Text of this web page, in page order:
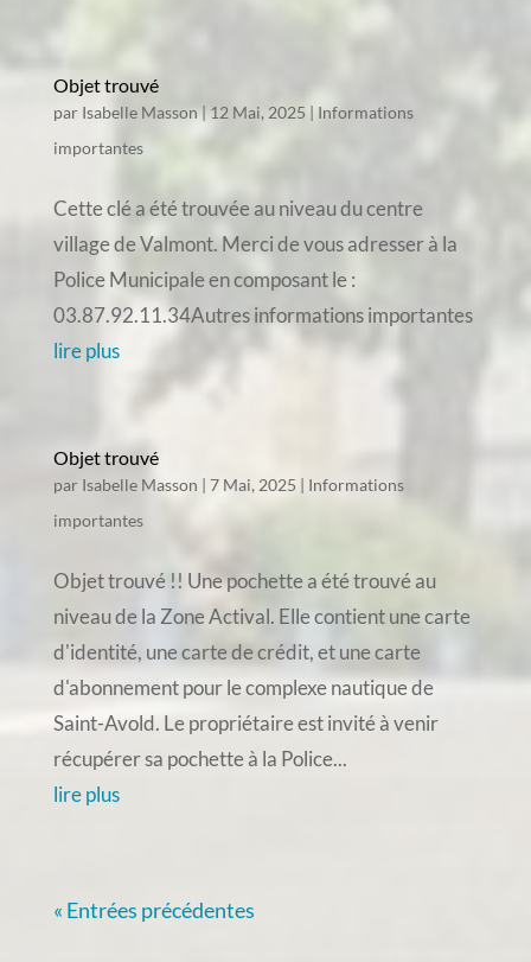
Objet trouvé
par Isabelle Masson| 12 Mai, 2025 | Informations
importantes
Cette clé a été trouvée au niveau du centre
village de Valmont. Merci de vous adresser à la
Police Municipale en composant le :
03.87.92.11.34Autres informations importantes
lire plus
Objet trouvé
par Isabelle Masson | 7 Mai, 2025 | Informations
importantes
Objet trouvé !! Une pochette a été trouvé au
niveau de la Zone Actival. Elle contient une carte
d'identité, une carte de crédit, et une carte
d'abonnement pour le complexe nautique de
Saint-Avold. Le propriétaire est invité à venir
récupérer sa pochette à la Police...
lire plus
« Entrées précédentes